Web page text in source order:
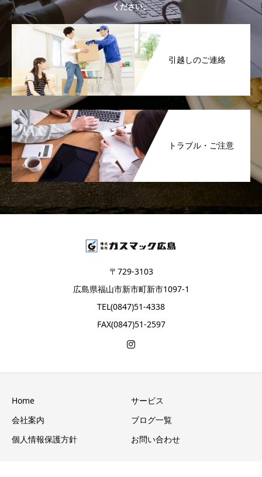
ください。
引越しのご連絡
トラブル・ご注意
〒729-3103
広島県福山市新市町新市1097-1
TEL(0847)51-4338
FAX(0847)51-2597
Home
サービス
会社案内
ブログ一覧
個人情報保護方針
お問い合わせ